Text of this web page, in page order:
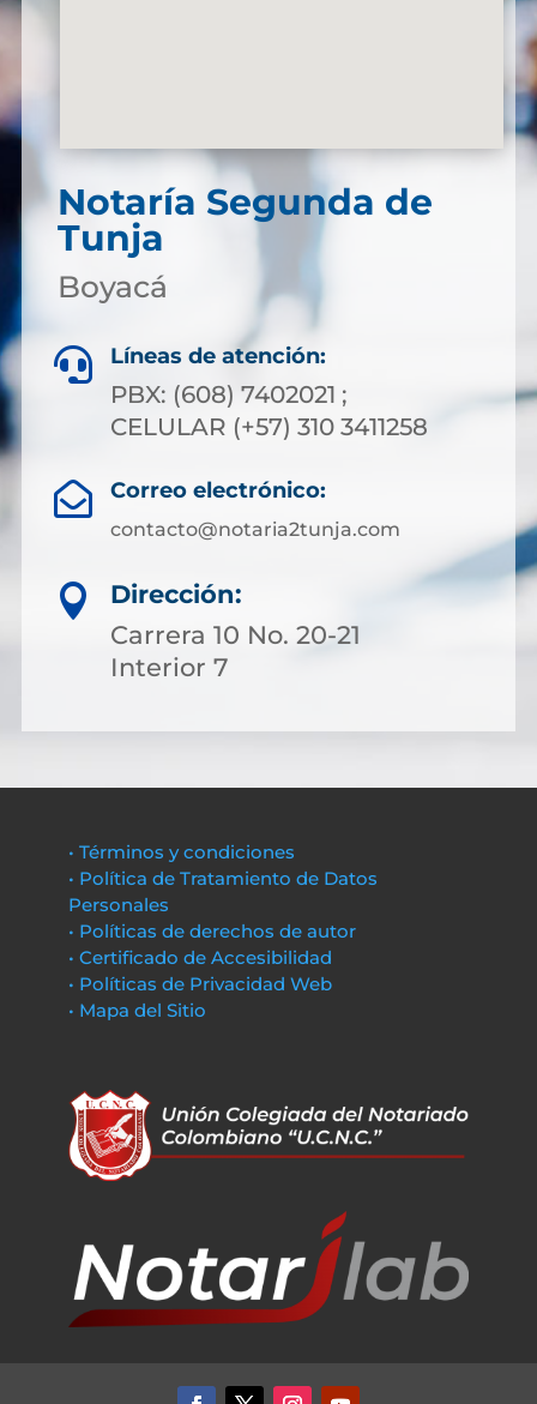
Notaría Segunda de
Tunja
Boyacá
 Líneas de atención:
PBX: (608) 7402021 ;
CELULAR (+57) 310 3411258
 Correo electrónico:
contacto@notaria2tunja.com

Dirección:
Carrera 10 No. 20-21
Interior 7
• Términos y condiciones
• Política de Tratamiento de Datos
Personales
• Políticas de derechos de autor
• Certificado de Accesibilidad
• Políticas de Privacidad Web
• Mapa del Sitio